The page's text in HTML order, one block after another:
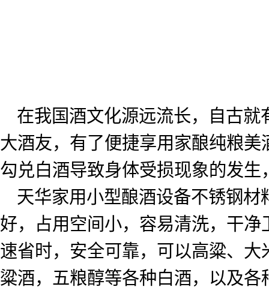
在我国酒文化源远流长，自古
大酒友，有了便捷享用家酿纯粮
勾兑白酒导致身体受损现象的发
天华家用小型酿酒设备不锈钢
好，占用空间小，容易清洗，干
速省时，安全可靠，可以高粱、
粱酒，五粮醇等各种白酒，以及